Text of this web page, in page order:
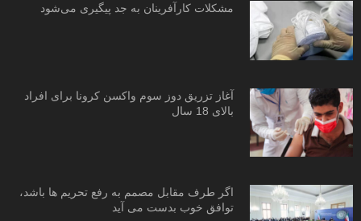
مشکلات کارآفرینان به جد پیگیری می‌شود
آغاز تزریق دوز سوم واکسن کرونا برای افراد
بالای 18 سال
اگر طرف مقابل مصمم به رفع تحریم ها باشد،
توافق خوب بدست می آید